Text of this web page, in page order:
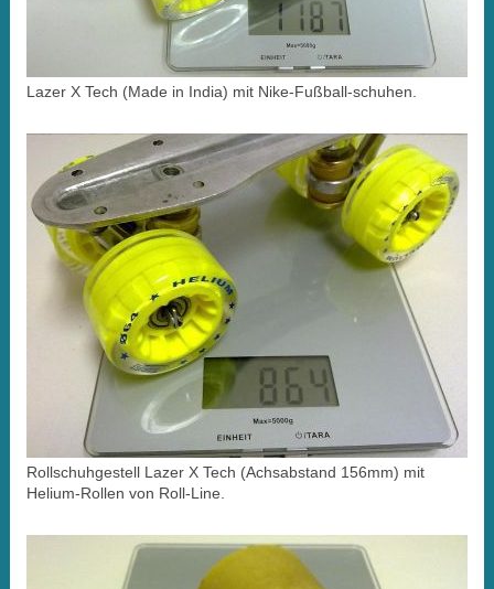
Lazer X Tech (Made in India) mit Nike-Fußball-schuhen.
Rollschuhgestell Lazer X Tech (Achsabstand 156mm) mit
Helium-Rollen von Roll-Line.